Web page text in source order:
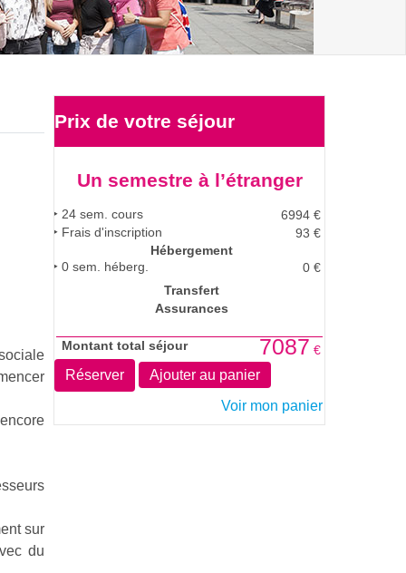
sur
du
Prix de votre séjour
Un semestre à l’étranger
24sem. cours 6994 €
Frais d'inscription
93 €
Hébergement
0sem. héberg. 0 €
Transfert
Assurances
Montant total séjour 7087 €
Réserver Ajouter au panier
Voir mon panier